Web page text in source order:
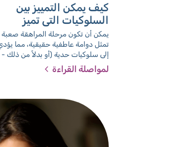
كيف يمكن التمييز بين
السلوكيات التي تميز
المراهقين، والحزن أو
الاكتئاب اللذان يتطلبان
علاجا؟
يمكن أن تكون مرحلة المراهقة صعبة
تمثل دوامة عاطفية حقيقية، مما
إلى سلوكيات حدية (أو بدلاً من ذلك -
الانغلاق). في بعض الأحيان تكون هذه
السلوكيات مناسبة للعمر وتختفي من
متخصصًا
لمواصلة القراءة